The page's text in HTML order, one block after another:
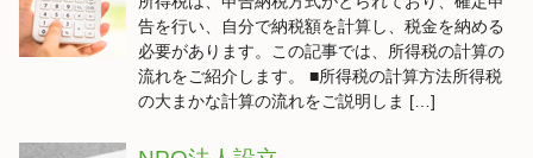
告を行い、自分で納税額を計算し、税金を納める
必要があります。この記事では、所得税の計算の
流れをご紹介します。 ■所得税の計算方法所得税
の大まかな計算の流れをご説明しま […]